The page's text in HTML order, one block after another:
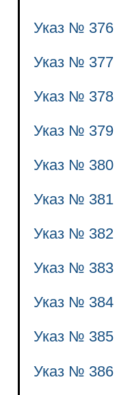
Указ № 376
Указ № 377
Указ № 378
Указ № 379
Указ № 380
Указ № 381
Указ № 382
Указ № 383
Указ № 384
Указ № 385
Указ № 386